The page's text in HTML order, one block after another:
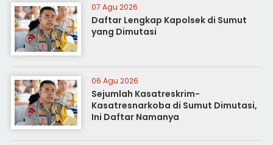
07 Agu 2026
Daftar Lengkap Kapolsek di Sumut
yang Dimutasi
06 Agu 2026
Sejumlah Kasatreskrim-
Kasatresnarkoba di Sumut Dimutasi,
Ini Daftar Namanya